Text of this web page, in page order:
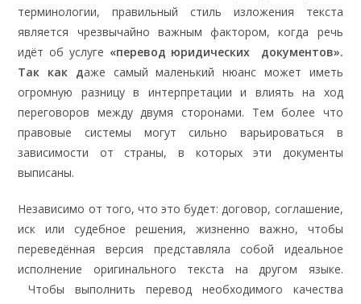
терминологии, правильный стиль изложения текста
является чрезвычайно важным фактором, когда речь
идёт об услуге «перевод юридических документов».
Так как даже самый маленький нюанс может иметь
огромную разницу в интерпретации и влиять на ход
переговоров между двумя сторонами. Тем более что
правовые системы могут сильно варьироваться в
зависимости от страны, в которых эти документы
выписаны.
Независимо от того, что это будет: договор, соглашение,
иск или судебное решения, жизненно важно, чтобы
переведённая версия представляла собой идеальное
исполнение оригинального текста на другом языке.
Чтобы выполнить перевод необходимого качества